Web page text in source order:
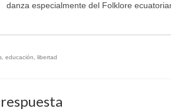
danza especialmente del Folklore
, educación, libertad